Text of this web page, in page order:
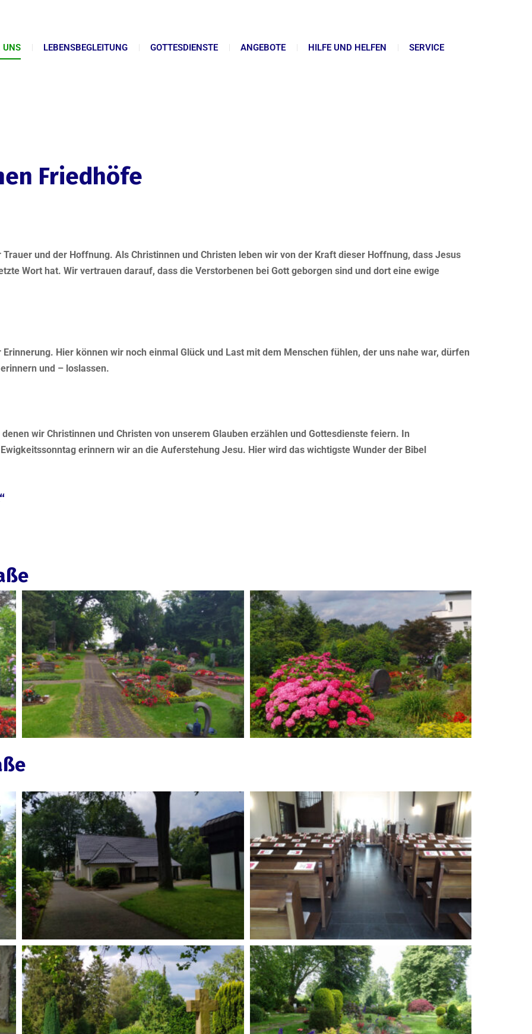
UNS LEBENSBEGLEITUNG GOTTESDIENSTE ANGEBOTE HILFE UND HELFEN SERVICE
Friedhöfe
und der Hoffnung. Als Christinnen und Christen leben wir von der Kraft dieser Hoffnung, dass Jesus
Wort hat. Wir vertrauen darauf, dass die Verstorbenen bei Gott geborgen sind und dort eine ewige
Hier können wir noch einmal Glück und Last mit dem Menschen fühlen, der uns nahe war, dürfen
und – loslassen.
wir Christinnen und Christen von unserem Glauben erzählen und Gottesdienste feiern. In
erinnern wir an die Auferstehung Jesu. Hier wird das wichtigste Wunder der Bibel